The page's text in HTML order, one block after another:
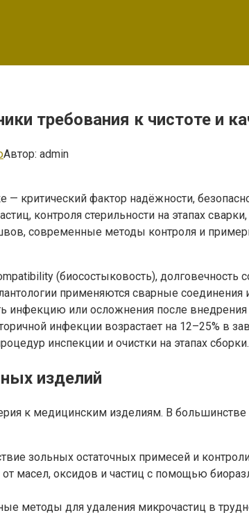
требования к чистоте и
Автор: admin
критический фактор надёжности,
контроля стерильности на этапах
современные методы контроля и
(биосостыковость),
применяются сварные
инфекцию или осложнения после
инфекции возрастает на 12–25% в
инспекции и очистки на этапах сборки.
изделий
к медицинским изделиям. В большинстве
зольных остаточных примесей и
от масел, оксидов и частиц с помощью
методы для удаления микрочастиц в